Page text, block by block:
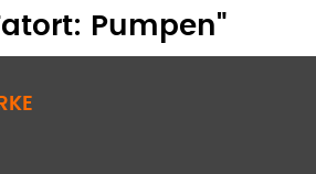
UHR
Pumpen"